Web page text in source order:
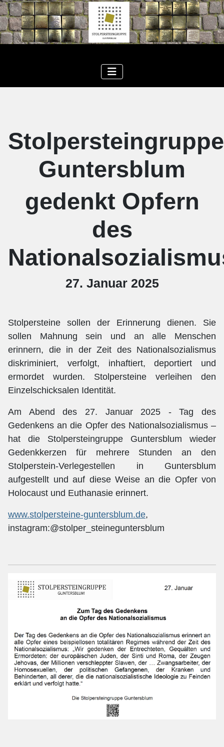
Stolpersteingruppe
Guntersblum
gedenkt Opfern
des
27. Januar 2025
Stolpersteine sollen der Erinnerung dienen. Sie
sollen Mahnung sein und an alle Menschen
erinnern, die in der Zeit des Nationalsozialismus
diskriminiert, verfolgt, inhaftiert, deportiert und
ermordet wurden. Stolpersteine verleihen den
Einzelschicksalen Identität.
Am Abend des 27. Januar 2025 - Tag des
Gedenkens an die Opfer des Nationalsozialismus –
hat die Stolpersteingruppe Guntersblum wieder
Gedenkkerzen für mehrere Stunden an den
Stolperstein-Verlegestellen in Guntersblum
aufgestellt und auf diese Weise an die Opfer von
Holocaust und Euthanasie erinnert.
www.stolpersteine-guntersblum.de,
instagram:@stolper_steineguntersblum